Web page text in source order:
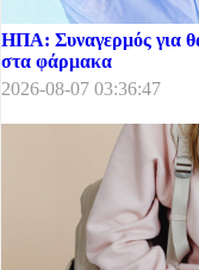
ΗΠΑ: Συναγερμός για
στα φάρμακα
2026-08-07 03:36:47